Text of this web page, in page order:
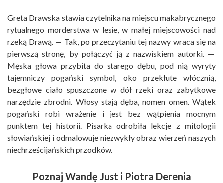
Greta Drawska stawia czytelnika na miejscu makabrycznego
rytualnego morderstwa w lesie, w małej miejscowości nad
rzeką Drawą. — Tak, po przeczytaniu tej nazwy wraca się na
pierwszą stronę, by połączyć ją z nazwiskiem autorki. —
Męska głowa przybita do starego dębu, pod nią wyryty
tajemniczy pogański symbol, oko przekłute włócznią,
bezgłowe ciało spuszczone w dół rzeki oraz zabytkowe
narzędzie zbrodni. Włosy stają dęba, nomen omen. Wątek
pogański robi wrażenie i jest bez wątpienia mocnym
punktem tej historii. Pisarka odrobiła lekcje z mitologii
słowiańskiej i odmalowuje niezwykły obraz wierzeń naszych
niechrześcijańskich przodków.
Poznaj Wandę Just i Piotra Derenia